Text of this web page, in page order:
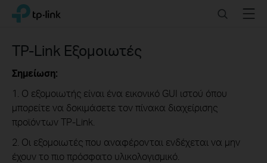
Click
the
navigation
bar
TP-Link, Reliably Smart SearchMenu
TP-Link Εξομοιωτές
Σημείωση:
1. Ο εξομοιωτής είναι ένα εικονικό GUI ιστού όπου
μπορείτε να δοκιμάσετε τον πίνακα διαχείρισης
προϊόντων TP-Link.
2. Οι εξομοιωτές που αναφέρονται ενδέχεται να μην
έχουν το πιο πρόσφατο υλικολογισμικό.